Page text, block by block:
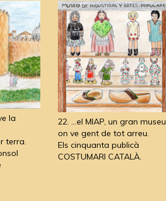
la
terra.
22. ...el MIAP, un gran museu
on ve gent de tot arreu.
Els cinquanta publicà
COSTUMARI CATALÀ.